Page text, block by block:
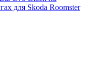
для Skoda Roomster